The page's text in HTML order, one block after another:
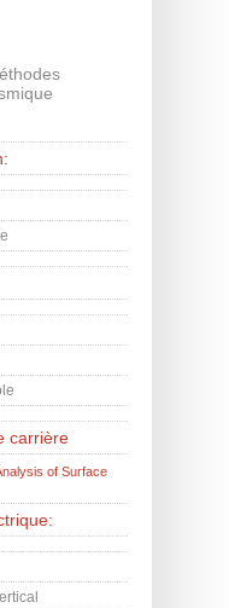
carrière
of Surface